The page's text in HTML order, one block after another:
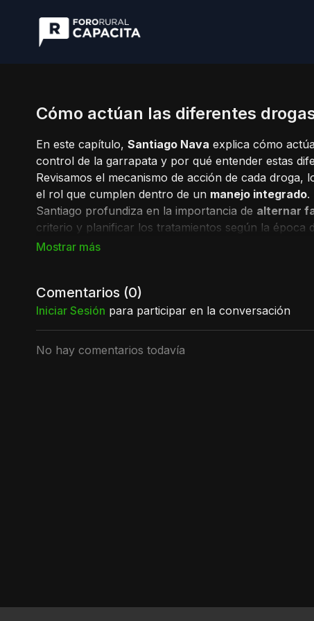
Cómo actúan las diferentes
En este capítulo, Santiago Nava explica cómo
control de la garrapata y por qué entender estas
Revisamos el mecanismo de acción de cada
el rol que cumplen dentro de un manejo integrado.
Santiago profundiza en la importancia de alternar
criterio y planificar los tratamientos según la época
Un capítulo fundamental para comprender la base
Comentarios (0)
Iniciar Sesión para participar en la conversación
No hay comentarios todavía